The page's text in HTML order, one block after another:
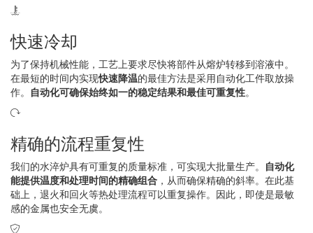
快速冷却
为了保持机械性能，工艺上要求尽快将部件从熔炉转移到溶液中。
在最短的时间内实现快速降温的最佳方法是采用自动化工件取放操
作。 自动化可确保始终如一的稳定结果和最佳可重复性。
精确的流程重复性
我们的水淬炉具有可重复的质量标准，可实现大批量生产。 自动化
能提供温度和处理时间的精确组合 ，从而确保精确的斜率。在此基
础上，退火和回火等热处理流程可以重复操作。因此，即使是最敏
感的金属也安全无虞。